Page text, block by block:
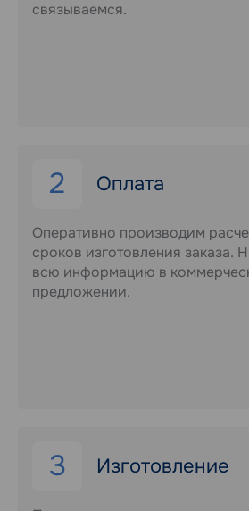
связываемся.
2 Оплата
Оперативно производим
сроков изготовления заказа.
всю информацию в
предложении.
3 Изготовление